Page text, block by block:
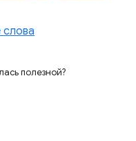
полезной?